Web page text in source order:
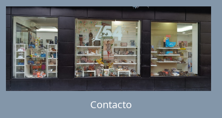
Contacto